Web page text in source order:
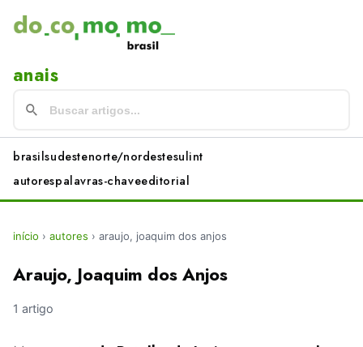
anais
brasilsudestenorte/nordestesulint
autorespalavras-chaveeditorial
início › autores › araujo, joaquim dos anjos
Araujo, Joaquim dos Anjos
1 artigo